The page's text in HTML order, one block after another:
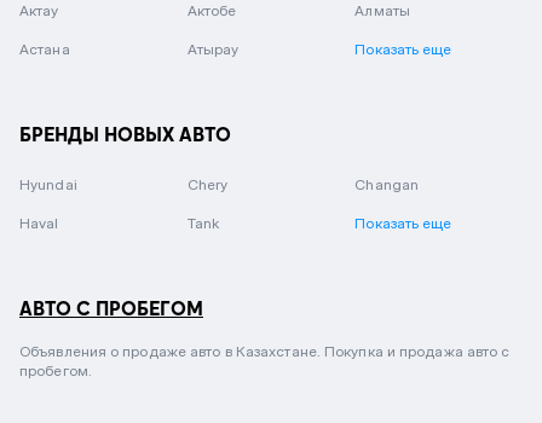
Актау Актобе Алматы
Астана Атырау Показать еще
БРЕНДЫ НОВЫХ АВТО
Hyundai Chery Changan
Haval Tank Показать еще
АВТО С ПРОБЕГОМ
Объявления о продаже авто в Казахстане. Покупка и продажа авто с
пробегом.